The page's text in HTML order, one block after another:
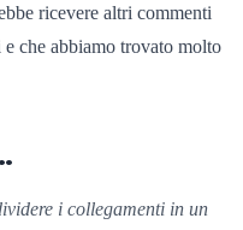
ricevere altri commenti
che abbiamo trovato molto
i collegamenti in un